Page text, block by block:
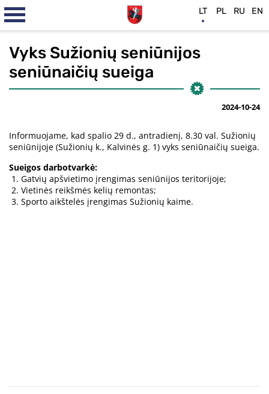
Vyks Sužionių seniūnijos
seniūnaičių sueiga
2024-10-24
Informuojame, kad spalio 29 d., antradienį, 8.30 val. Sužionių
seniūnijoje (Sužionių k., Kalvinės g. 1) vyks seniūnaičių sueiga.
Sueigos darbotvarkė:
Gatvių apšvietimo įrengimas seniūnijos teritorijoje;
Vietinės reikšmės kelių remontas;
Sporto aikštelės įrengimas Sužionių kaime.
LT PL RU EN